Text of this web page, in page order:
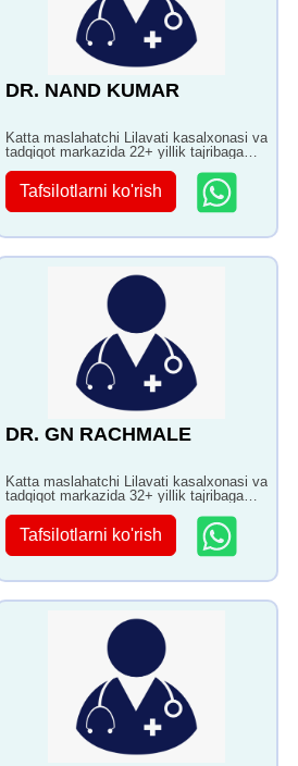
DR. NAND KUMAR
Katta maslahatchi Lilavati kasalxonasi va
tadqiqot markazida 22+ yillik tajribaga
Tafsilotlarni ko'rish
DR. GN RACHMALE
Katta maslahatchi Lilavati kasalxonasi va
tadqiqot markazida 32+ yillik tajribaga
Tafsilotlarni ko'rish